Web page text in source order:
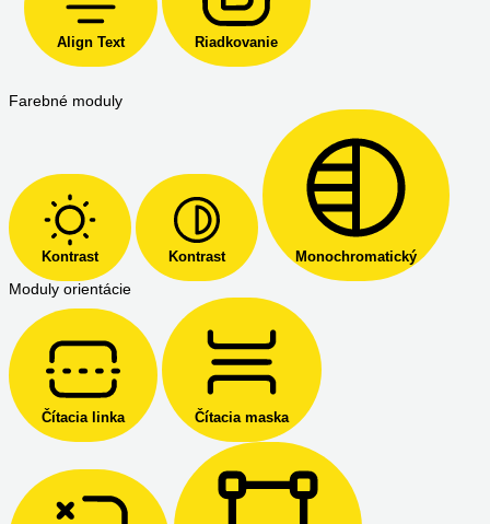
Align Text Riadkovanie
Farebné moduly
Kontrast Kontrast
Monochromatický
Moduly orientácie
Čítacia linka Čítacia maska